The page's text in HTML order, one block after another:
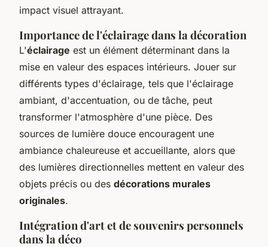
impact visuel attrayant.
Importance de l'éclairage dans la décoration
L'éclairage est un élément déterminant dans la
mise en valeur des espaces intérieurs. Jouer sur
différents types d'éclairage, tels que l'éclairage
ambiant, d'accentuation, ou de tâche, peut
transformer l'atmosphère d'une pièce. Des
sources de lumière douce encouragent une
ambiance chaleureuse et accueillante, alors que
des lumières directionnelles mettent en valeur des
objets précis ou des décorations murales
originales.
Intégration d'art et de souvenirs personnels
dans la déco